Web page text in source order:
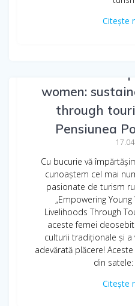
Citește
women:
through
Pensiunea
Cu bucurie vă
cunoaștem cel mai
pasionate de turism
„Empowering
Livelihoods Through
aceste femei
culturii tradiționale și
adevărată plăcere!
din
Citește